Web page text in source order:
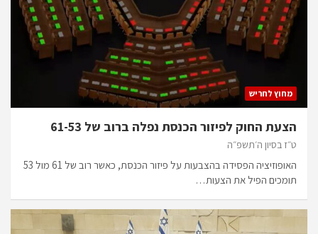
מחוץ לחריש
הצעת החוק לפיזור הכנסת נפלה ברוב של 61-53
ט״ז בסיון ה׳תשפ״ה
האופוזיציה הפסידה בהצבעות על פיזור הכנסת, כאשר רוב של 61 מול 53
תומכים הפיל את הצעות…